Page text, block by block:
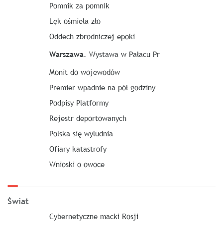
Pomnik za pomnik
Lęk ośmiela zło
Oddech zbrodniczej epoki
Warszawa. Wystawa w Pałacu Pr
Monit do wojewodów
Premier wpadnie na pół godziny
Podpisy Platformy
Rejestr deportowanych
Polska się wyludnia
Ofiary katastrofy
Wnioski o owoce
Świat
Cybernetyczne macki Rosji